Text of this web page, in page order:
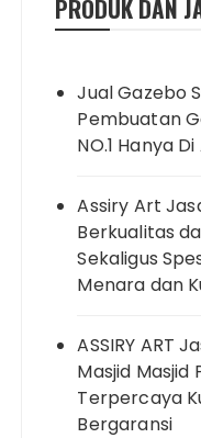
PRODUK DAN
Jual Gazebo
Pembuatan
NO.1 Hanya Di
Assiry Art
Berkualitas
Sekaligus
Menara dan
ASSIRY ART
Masjid Masjid
Terpercaya
Bergaransi